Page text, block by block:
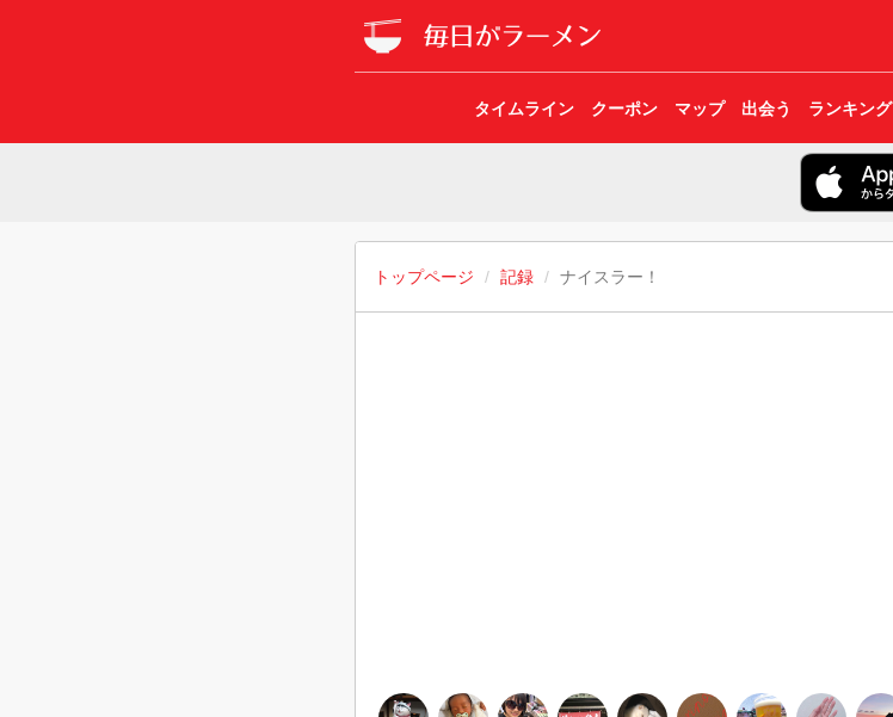
タイムライン クーポン マップ 出会う ランキング
トップページ 記録 ナイスラー！